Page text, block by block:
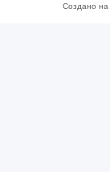
Создано на